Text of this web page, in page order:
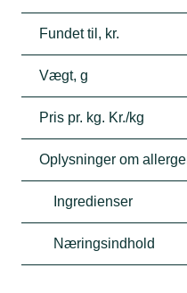
Fundet til, kr.
Vægt, g
Pris pr. kg. Kr./kg
Oplysninger om
Ingredienser
Næringsindhold